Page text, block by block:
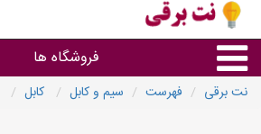
فروشگاه ها
نت برقی فهرست سیم و کابل کابل